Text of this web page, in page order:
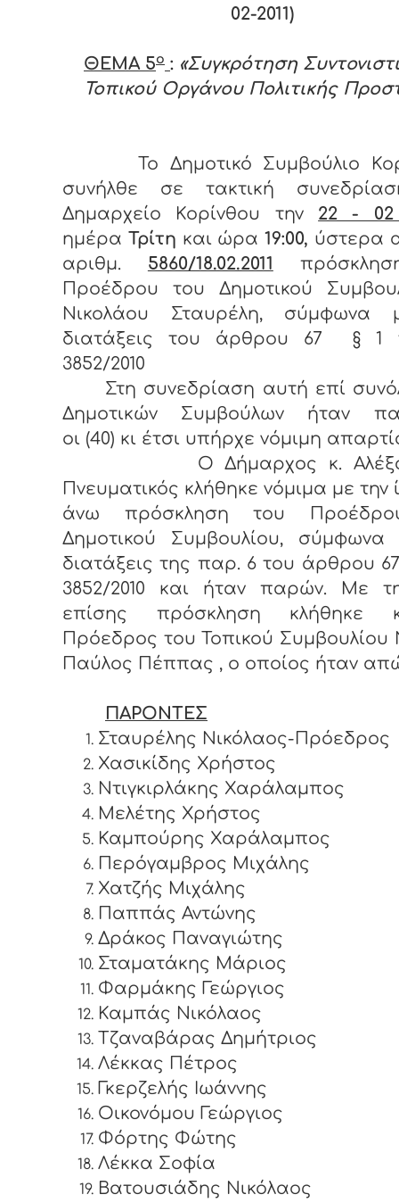
02-2011)
ΘΕΜΑ 5ο : «Συγκρότηση
Τοπικού Οργάνου Πολιτικής
Το Δημοτικό Συμβούλιο
συνήλθε σε τακτική
Δημαρχείο Κορίνθου την 22 - 02
ημέρα Τρίτη και ώρα19:00, ύστερα
αριθμ. 5860/18.02.2011
Προέδρου του Δημοτικού
Νικολάου Σταυρέλη, σύμφωνα
διατάξεις του άρθρου 67 § 1
3852/2010
Στη συνεδρίαση αυτή επί
Δημοτικών Συμβούλων ήταν
οι (40) κι έτσι υπήρχε νόμιμη
Ο Δήμαρχος κ.
Πνευματικός κλήθηκε νόμιμα με την
άνω πρόσκληση του
Δημοτικού Συμβουλίου, σύμφωνα
διατάξεις της παρ. 6 του άρθρου
3852/2010 και ήταν παρών. Με
επίσης πρόσκληση κλήθηκε
Πρόεδρος του Τοπικού Συμβουλίου
Παύλος Πέππας , ο οποίος ήταν
ΠΑΡΟΝΤΕΣ
Σταυρέλης Νικόλαος-Πρόεδρος
Χασικίδης Χρήστος
Ντιγκιρλάκης Χαράλαμπος
Μελέτης Χρήστος
Καμπούρης Χαράλαμπος
Περόγαμβρος Μιχάλης
Χατζής Μιχάλης
Παππάς Αντώνης
Δράκος Παναγιώτης
Σταματάκης Μάριος
Φαρμάκης Γεώργιος
Καμπάς Νικόλαος
Τζαναβάρας Δημήτριος
Λέκκας Πέτρος
Γκερζελής Ιωάννης
Οικονόμου Γεώργιος
Φόρτης Φώτης
Λέκκα Σοφία
Βατουσιάδης Νικόλαος